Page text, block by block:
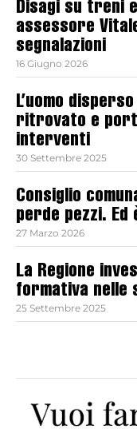
Disagi su treni
assessore
segnalazioni
16 Giugno 2026
L’uomo
ritrovato e
interventi
30 Settembre 2025
Consiglio
perde pezzi.
27 Marzo 2026
La Regione
formativa nelle
25 Settembre 2025